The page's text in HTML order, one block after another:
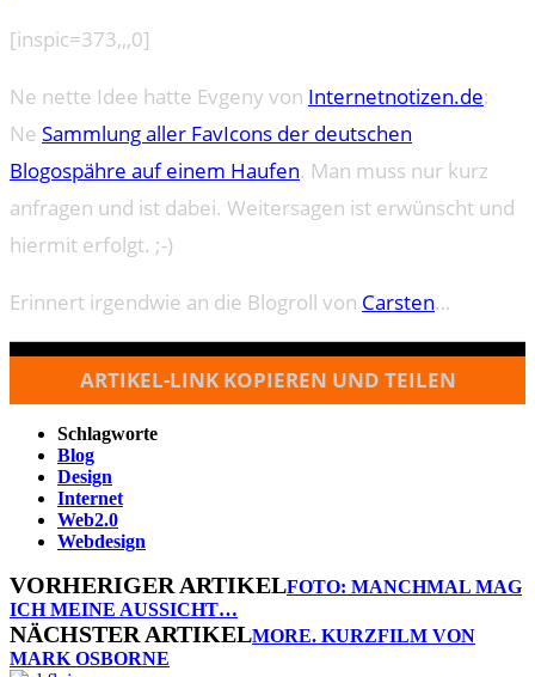
[inspic=373,,,0]
Ne nette Idee hatte Evgeny von Internetnotizen.de:
Ne Sammlung aller FavIcons der deutschen
Blogospähre auf einem Haufen. Man muss nur kurz
anfragen und ist dabei. Weitersagen ist erwünscht und
hiermit erfolgt. ;-)
Erinnert irgendwie an die Blogroll von Carsten…
ARTIKEL-LINK KOPIEREN UND TEILEN
Schlagworte
Blog
Design
Internet
Web2.0
Webdesign
VORHERIGER ARTIKELFOTO: MANCHMAL MAG
ICH MEINE AUSSICHT…
NÄCHSTER ARTIKELMORE. KURZFILM VON
MARK OSBORNE